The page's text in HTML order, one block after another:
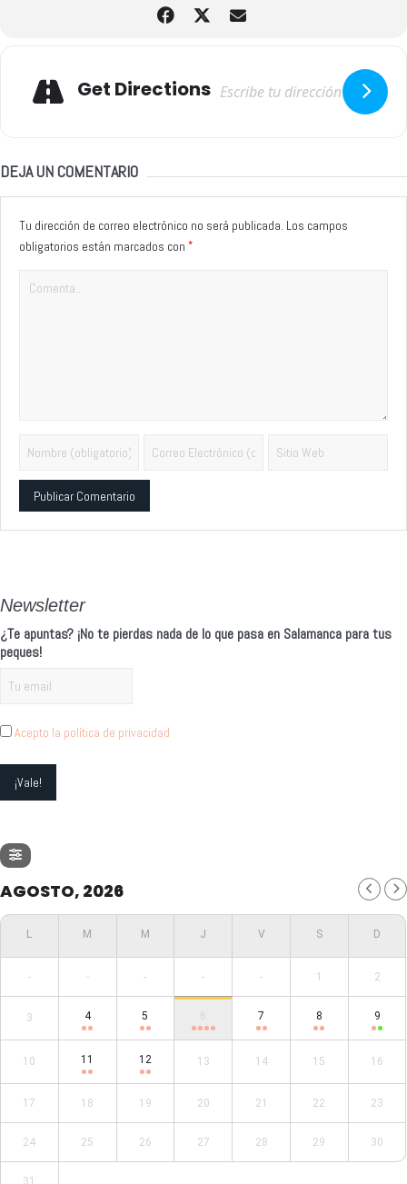
Get Directions
DEJA UN COMENTARIO
Tu dirección de correo electrónico no será publicada. Los campos
obligatorios están marcados con *
Newsletter
¿Te apuntas? ¡No te pierdas nada de lo que pasa en Salamanca para tus
peques!
Acepto la política de privacidad
AGOSTO, 2026
- - - - - 1 2
3 4 5 6 7 8 9
10 11 12 13 14 15 16
17 18 19 20 21 22 23
24 25 26 27 28 29 30
31